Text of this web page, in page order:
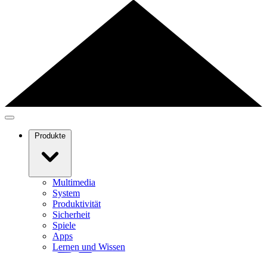
Produkte
Multimedia
System
Produktivität
Sicherheit
Spiele
Apps
Lernen und Wissen